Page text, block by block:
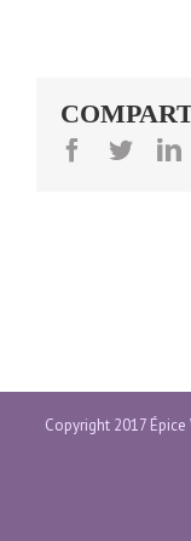
facebook
twitter
Copyright 2017